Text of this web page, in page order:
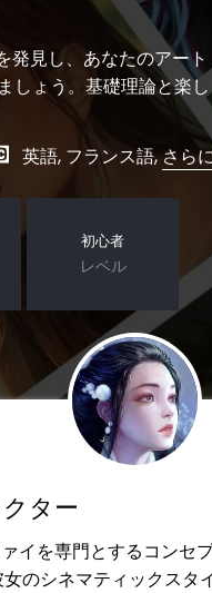
発見し、あなたのアート
しょう。基礎理論と楽し
英語, フランス語,さら
初心者
レベル
ター
イを専門とするコンセ
のシネマティックスタ